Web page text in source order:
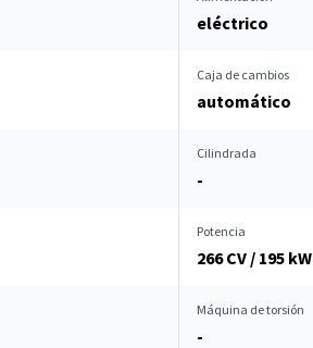
eléctrico
Caja de cambios
automático
Cilindrada
-
Potencia
266 CV / 195 kW
Máquina de torsión
-